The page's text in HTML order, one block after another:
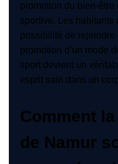
promotion du bien-être
sportive. Les habitants
possibilité de
promotion d’un mode
sport devient un
esprit sain dans un
Comment
de Namur